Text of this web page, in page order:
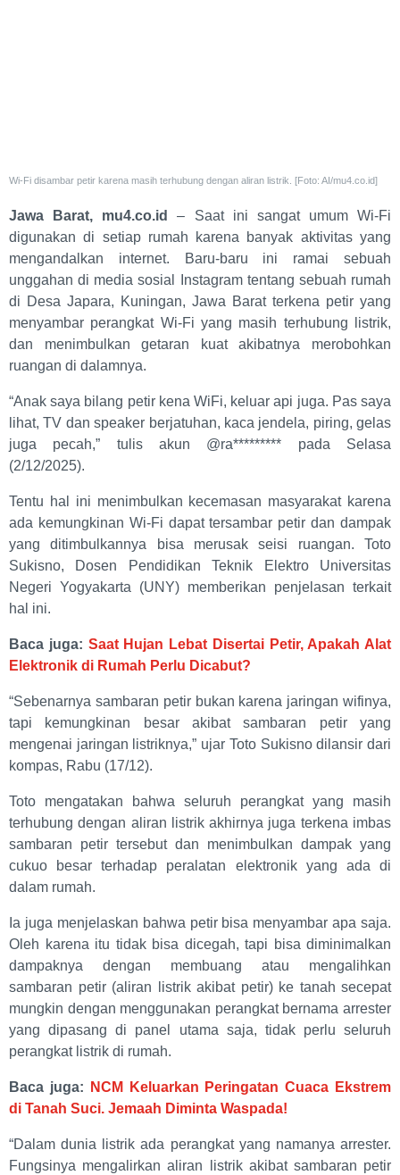
Wi-Fi disambar petir karena masih terhubung dengan aliran listrik. [Foto: AI/mu4.co.id]
Jawa Barat, mu4.co.id
– Saat ini sangat umum Wi-Fi
digunakan di setiap rumah karena banyak aktivitas yang
mengandalkan internet. Baru-baru ini ramai sebuah
unggahan di media sosial Instagram tentang sebuah rumah
di Desa Japara, Kuningan, Jawa Barat terkena petir yang
menyambar perangkat Wi-Fi yang masih terhubung listrik,
dan menimbulkan getaran kuat akibatnya merobohkan
ruangan di dalamnya.
“Anak saya bilang petir kena WiFi, keluar api juga. Pas saya
lihat, TV dan speaker berjatuhan, kaca jendela, piring, gelas
juga pecah,” tulis akun @ra********* pada Selasa
(2/12/2025).
Tentu hal ini menimbulkan kecemasan masyarakat karena
ada kemungkinan Wi-Fi dapat tersambar petir dan dampak
yang ditimbulkannya bisa merusak seisi ruangan. Toto
Sukisno, Dosen Pendidikan Teknik Elektro Universitas
Negeri Yogyakarta (UNY) memberikan penjelasan terkait
hal ini.
Baca juga: Saat Hujan Lebat Disertai Petir, Apakah Alat
Elektronik di Rumah Perlu Dicabut?
“Sebenarnya sambaran petir bukan karena jaringan wifinya,
tapi kemungkinan besar akibat sambaran petir yang
mengenai jaringan listriknya,” ujar Toto Sukisno dilansir dari
kompas, Rabu (17/12).
Toto mengatakan bahwa seluruh perangkat yang masih
terhubung dengan aliran listrik akhirnya juga terkena imbas
sambaran petir tersebut dan menimbulkan dampak yang
cukuo besar terhadap peralatan elektronik yang ada di
dalam rumah.
Ia juga menjelaskan bahwa petir bisa menyambar apa saja.
Oleh karena itu tidak bisa dicegah, tapi bisa diminimalkan
dampaknya dengan membuang atau mengalihkan
sambaran petir (aliran listrik akibat petir) ke tanah secepat
mungkin dengan menggunakan perangkat bernama arrester
yang dipasang di panel utama saja, tidak perlu seluruh
perangkat listrik di rumah.
Baca juga:
NCM Keluarkan Peringatan Cuaca Ekstrem
di Tanah Suci. Jemaah Diminta Waspada!
“Dalam dunia listrik ada perangkat yang namanya arrester.
Fungsinya mengalirkan aliran listrik akibat sambaran petir